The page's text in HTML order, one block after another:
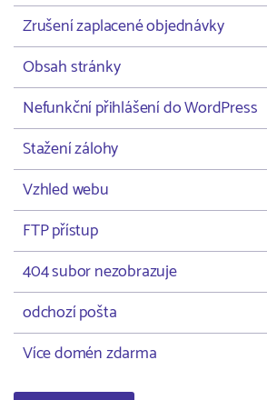
Zrušení zaplacené objednávky
Obsah stránky
Nefunkční přihlášení do WordPress
Stažení zálohy
Vzhled webu
FTP přístup
404 subor nezobrazuje
odchozí pošta
Více domén zdarma